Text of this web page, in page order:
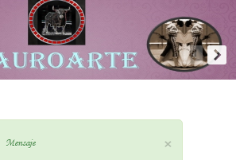
×
Mensaje